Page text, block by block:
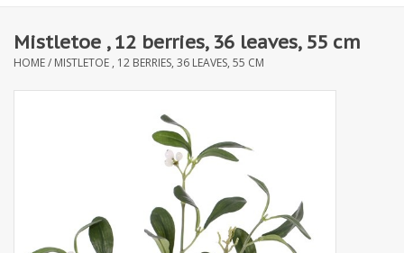
Floral supplies
Artificial flowers
Artificial fruit
Mistletoe , 12 berries, 36 leaves, 55 cm
HOME/ MISTLETOE , 12 BERRIES, 36 LEAVES, 55 CM